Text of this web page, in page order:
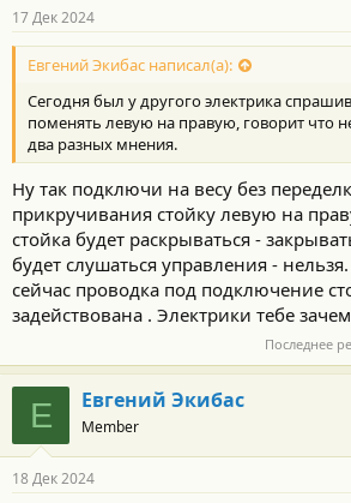
17 Дек 2024
Евгений Экибас написал(а):
Сегодня был у другого электрика
поменять левую на правую, говорит что
два разных мнения.
Ну так подключи на весу без
прикручивания стойку левую на
стойка будет раскрываться -
будет слушаться управления -
сейчас проводка под подключение
задействована . Электрики тебе
Последнее
Е Евгений Экибас
Member
18 Дек 2024